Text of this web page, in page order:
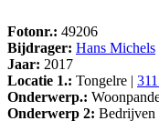
Fotonr.: 49206
Bijdrager: Hans Michels
Jaar: 2017
Locatie 1.: Tongelre |
Onderwerp.:
Onderwerp 2: Bedrijven